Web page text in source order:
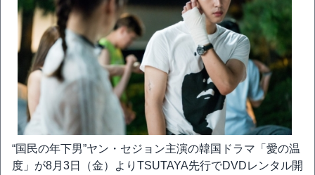
“国民の年下男”ヤン・セジョン主演の韓国ドラマ「愛の温
度」が8月3日（金）よりTSUTAYA先行でDVDレンタル開